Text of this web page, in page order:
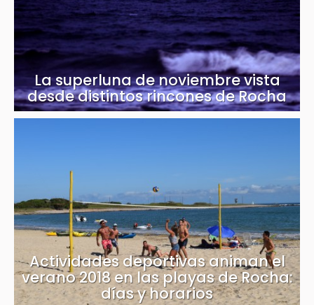
La superluna de noviembre vista
desde distintos rincones de Rocha
Actividades deportivas animan el
verano 2018 en las playas de Rocha:
días y horarios